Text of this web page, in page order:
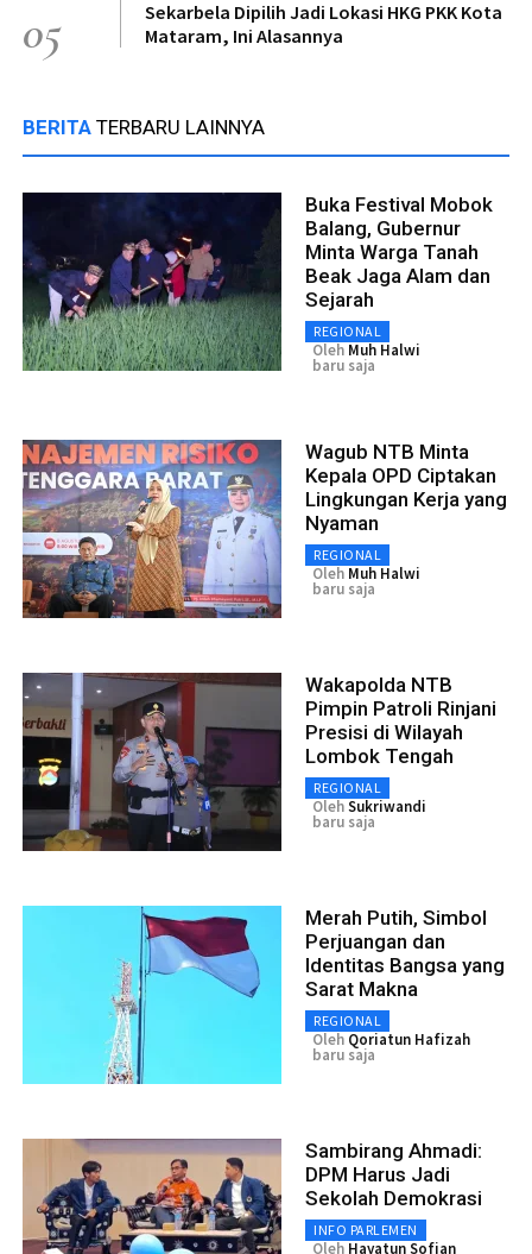
05
Sekarbela Dipilih Jadi Lokasi HKG PKK Kota
Mataram, Ini Alasannya
BERITA TERBARU LAINNYA
Buka Festival Mobok
Balang, Gubernur
Minta Warga Tanah
Beak Jaga Alam dan
Sejarah
REGIONAL
Oleh Muh Halwi
baru saja
Wagub NTB Minta
Kepala OPD Ciptakan
Lingkungan Kerja yang
Nyaman
REGIONAL
Oleh Muh Halwi
baru saja
Wakapolda NTB
Pimpin Patroli Rinjani
Presisi di Wilayah
Lombok Tengah
REGIONAL
OlehSukriwandi
baru saja
Merah Putih, Simbol
Perjuangan dan
Identitas Bangsa yang
Sarat Makna
REGIONAL
Oleh Qoriatun Hafizah
baru saja
Sambirang Ahmadi:
DPM Harus Jadi
Sekolah Demokrasi
INFO PARLEMEN
Oleh Hayatun Sofian